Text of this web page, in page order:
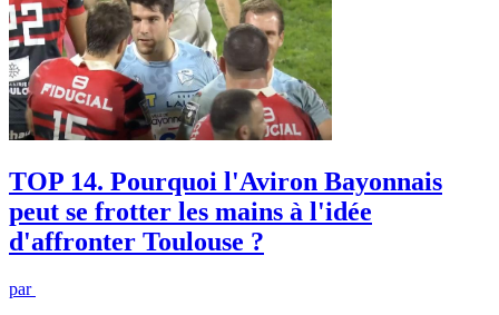
TOP 14. Pourquoi l'Aviron Bayonnais
peut se frotter les mains à l'idée
d'affronter Toulouse ?
par